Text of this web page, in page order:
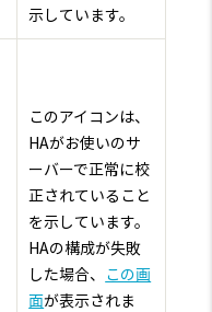
示しています。
このアイコンは、
HAがお使いのサ
ーバーで正常に校
正されていること
を示しています。
HAの構成が失敗
した場合、 この画
面が表示されま